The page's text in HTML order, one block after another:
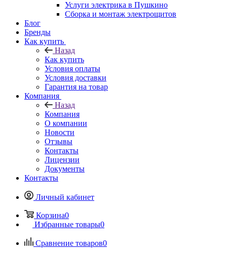
Услуги электрика в Пушкино
Сборка и монтаж электрощитов
Блог
Бренды
Как купить
Назад
Как купить
Условия оплаты
Условия доставки
Гарантия на товар
Компания
Назад
Компания
О компании
Новости
Отзывы
Контакты
Лицензии
Документы
Контакты
Личный кабинет
Корзина0
Избранные товары0
Сравнение товаров0